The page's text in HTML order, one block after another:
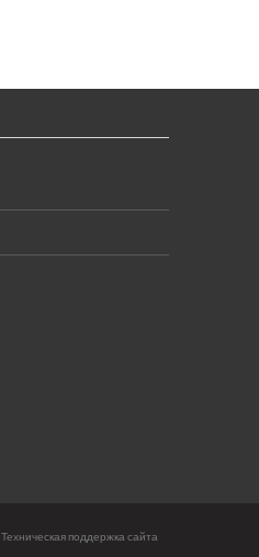
Техническая поддержка сайта